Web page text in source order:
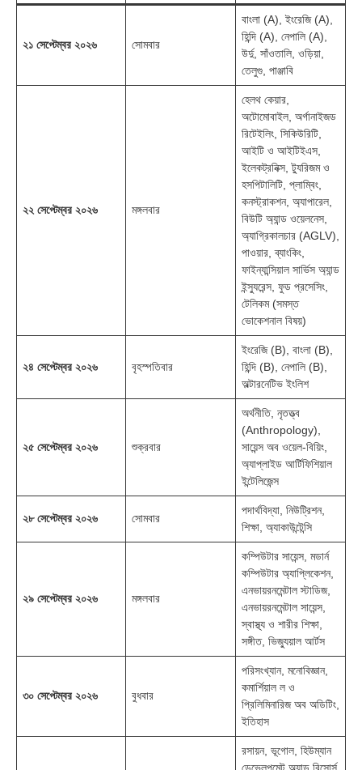
২১ সেপ্টেম্বর ২০২৬ সোমবার
বাংলা (A), ইংরেজি (A),
হিন্দি (A), নেপালি (A),
উর্দু, সাঁওতালি, ওড়িয়া,
তেলুগু, পাঞ্জাবি
২২ সেপ্টেম্বর ২০২৬ মঙ্গলবার
হেলথ কেয়ার,
অটোমোবাইল, অর্গানাইজড
রিটেইলিং, সিকিউরিটি,
আইটি ও আইটিইএস,
ইলেকট্রনিক্স, ট্যুরিজম ও
হসপিটালিটি, প্লাম্বিং,
কনস্ট্রাকশন, অ্যাপারেল,
বিউটি অ্যান্ড ওয়েলনেস,
অ্যাগ্রিকালচার (AGLV),
পাওয়ার, ব্যাংকিং,
ফাইন্যান্সিয়াল সার্ভিস অ্যান্ড
ইন্স্যুরেন্স, ফুড প্রসেসিং,
টেলিকম (সমস্ত
ভোকেশনাল বিষয়)
২৪ সেপ্টেম্বর ২০২৬ বৃহস্পতিবার
ইংরেজি (B), বাংলা (B),
হিন্দি (B), নেপালি (B),
অল্টারনেটিভ ইংলিশ
২৫ সেপ্টেম্বর ২০২৬ শুক্রবার
অর্থনীতি, নৃতত্ত্ব
(Anthropology),
সায়েন্স অব ওয়েল-বিয়িং,
অ্যাপ্লাইড আর্টিফিশিয়াল
ইন্টেলিজেন্স
২৮ সেপ্টেম্বর ২০২৬ সোমবার
পদার্থবিদ্যা, নিউট্রিশন,
শিক্ষা, অ্যাকাউন্টেন্সি
২৯ সেপ্টেম্বর ২০২৬ মঙ্গলবার
কম্পিউটার সায়েন্স, মডার্ন
কম্পিউটার অ্যাপ্লিকেশন,
এনভায়রনমেন্টাল স্টাডিজ,
এনভায়রনমেন্টাল সায়েন্স,
স্বাস্থ্য ও শারীর শিক্ষা,
সঙ্গীত, ভিজ্যুয়াল আর্টস
৩০ সেপ্টেম্বর ২০২৬ বুধবার
পরিসংখ্যান, মনোবিজ্ঞান,
কমার্শিয়াল ল ও
প্রিলিমিনারিজ অব অডিটিং,
ইতিহাস
রসায়ন, ভূগোল, হিউম্যান